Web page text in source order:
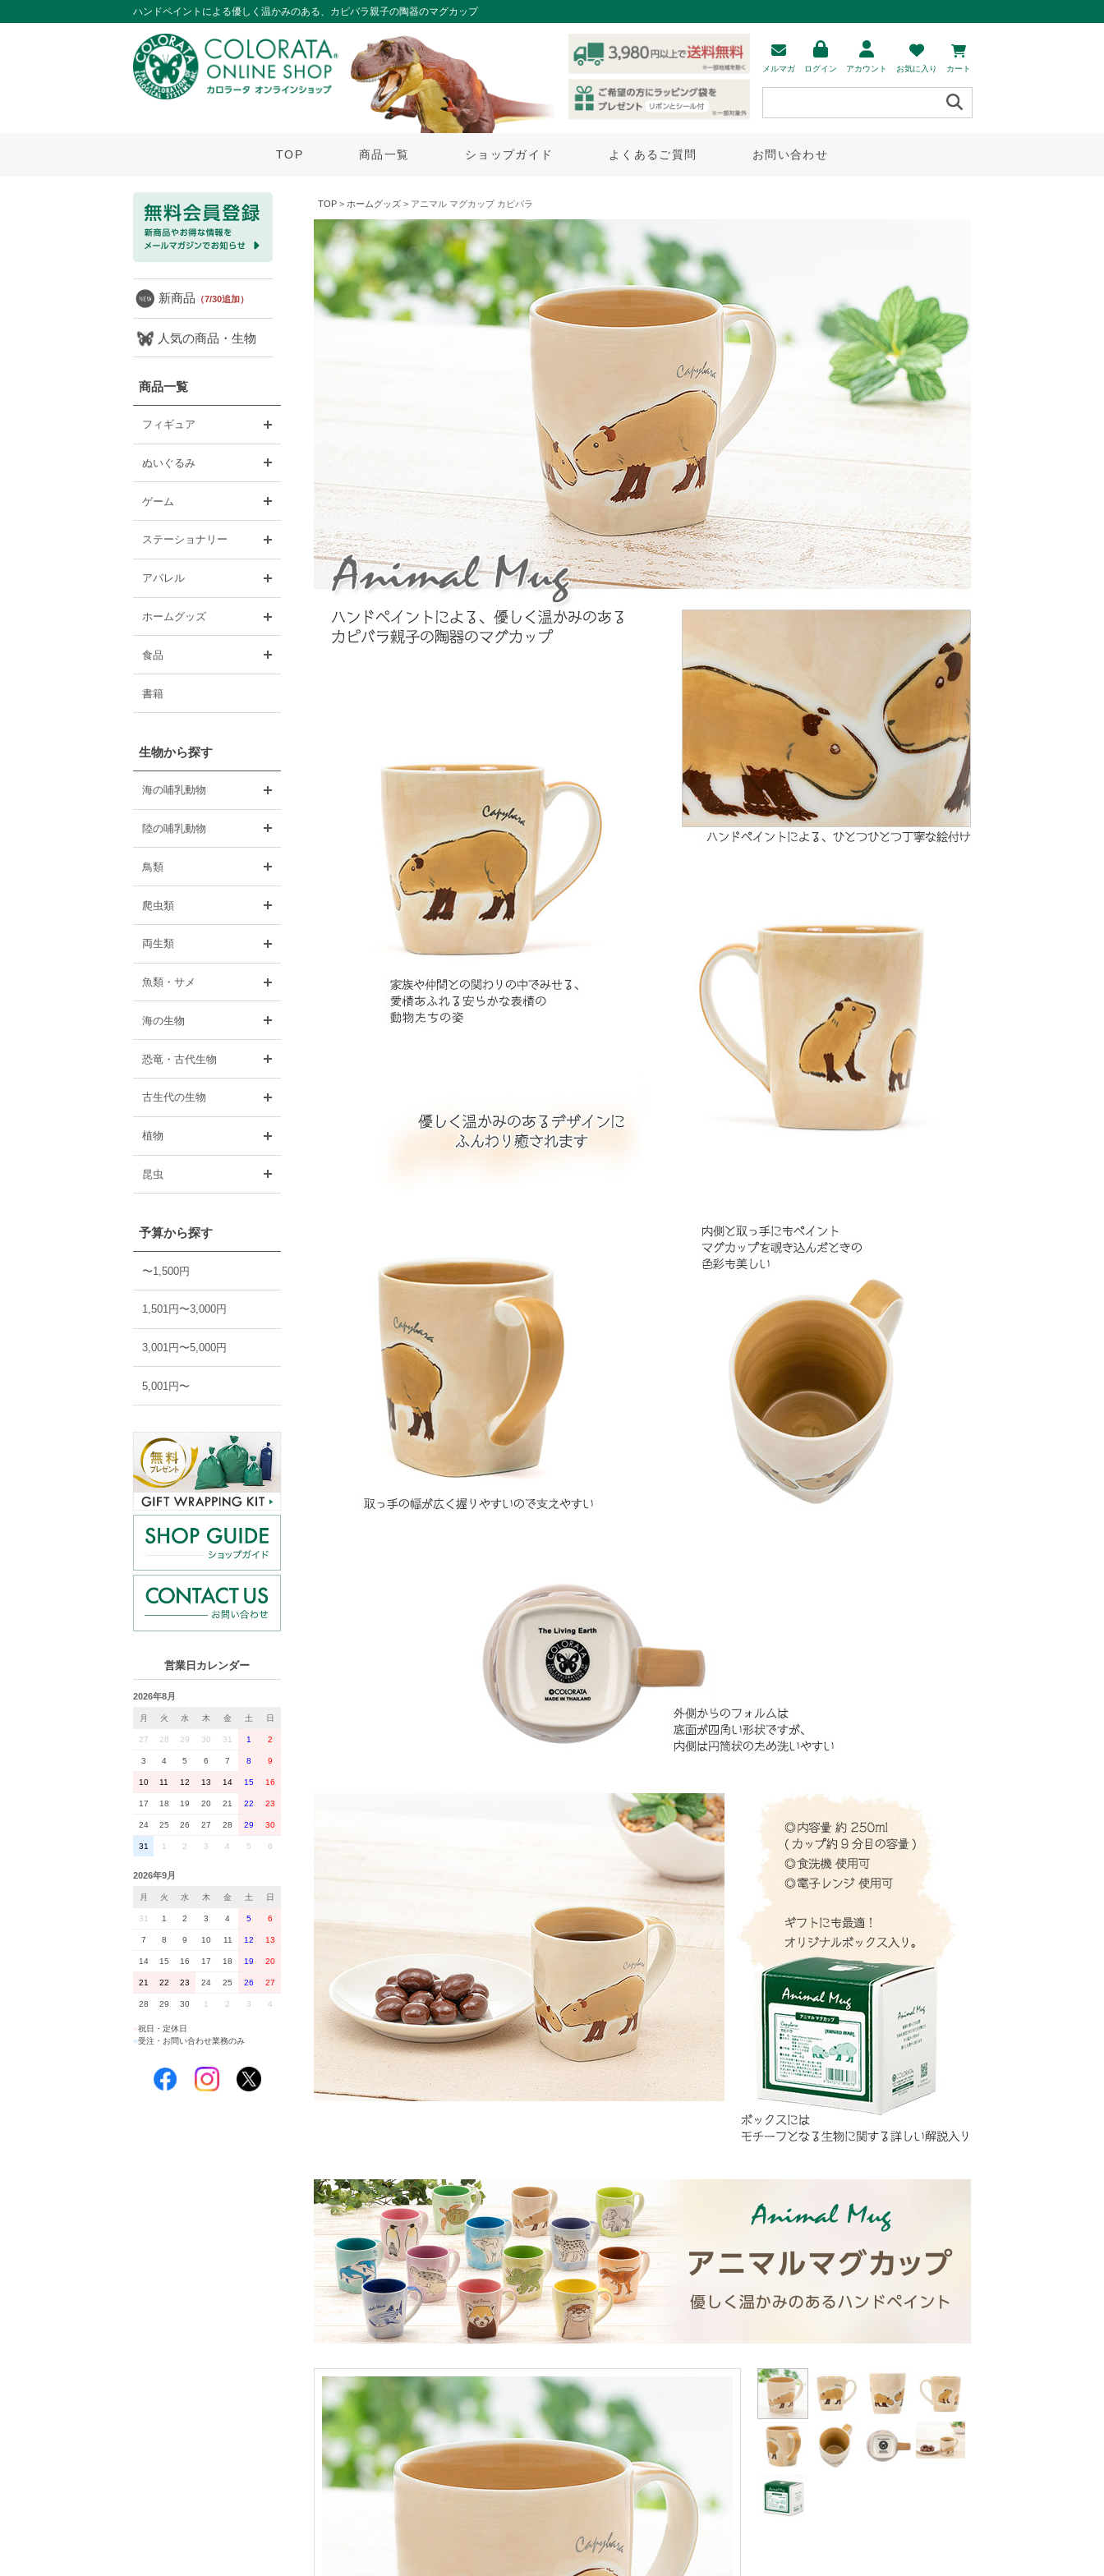
ハンドペイントによる優しく温かみのある、カピバラ親子の陶器のマグカップ
メルマガ ログイン アカウント お気に入り カート
TOP 商品一覧 ショップガイド よくあるご質問 お問い合わせ
新商品 （7/30追加）
人気の商品・生物
商品一覧
フィギュア
ぬいぐるみ
ゲーム
ステーショナリー
アパレル
ホームグッズ
食品
書籍
生物から探す
海の哺乳動物
陸の哺乳動物
鳥類
爬虫類
両生類
魚類・サメ
海の生物
恐竜・古代生物
古生代の生物
植物
昆虫
予算から探す
〜1,500円
1,501円〜3,000円
3,001円〜5,000円
5,001円〜
営業日カレンダー
2026年8月
月 火 水 木 金 土 日
27 28 29 30 31 1 2
3 4 5 6 7 8 9
10 11 12 13 14 15 16
17 18 19 20 21 22 23
24 25 26 27 28 29 30
31 1 2 3 4 5 6
2026年9月
月 火 水 木 金 土 日
31 1 2 3 4 5 6
7 8 9 10 11 12 13
14 15 16 17 18 19 20
21 22 23 24 25 26 27
28 29 30 1 2 3 4
祝日・定休日
■受注・お問い合わせ業務のみ
TOP > ホームグッズ > アニマル マグカップ カピバラ